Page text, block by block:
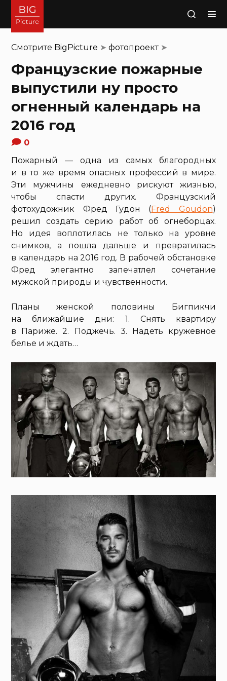
Поиск
Смотрите BigPicture ➤фотопроект➤
Французские пожарные
выпустили ну просто
огненный календарь на
2016 год
0
Пожарный — одна из самых благородных
и в то же время опасных профессий в мире.
Эти мужчины ежедневно рискуют жизнью,
чтобы спасти других. Французский
фотохудожник Фред Гудон (Fred Goudon)
решил создать серию работ об огнеборцах.
Но идея воплотилась не только на уровне
снимков, а пошла дальше и превратилась
в календарь на 2016 год. В рабочей обстановке
Фред элегантно запечатлел сочетание
мужской природы и чувственности.
Планы женской половины Бигпикчи
на ближайшие дни: 1. Снять квартиру
в Париже. 2. Поджечь. 3. Надеть кружевное
белье и ждать…